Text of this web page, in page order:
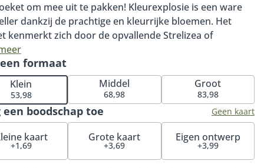
om mee uit te pakken! Kleurexplosie is een ware
dankzij de prachtige en kleurrijke bloemen. Het
kenmerkt zich door de opvallende Strelizea of
elegante Delphinium en bijzondere rozen en
Kleurexplosie is een ware eyecatcher en zorgt
voor een onvergetelijke indruk. Maak het nog
met onze bijpassende vaas, heerlijke chocolade of
bonbons.
formaat
Klein
53,98
Middel
68,98
Groot
83,98
een boodschap toe Geen kaart
kaart
+1,69
Grote kaart
+3,69
Eigen ontwerp
+3,99